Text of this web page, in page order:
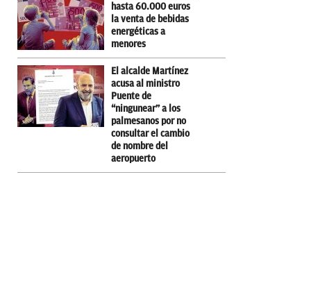
hasta 60.000 euros
la venta de bebidas
energéticas a
menores
El alcalde Martínez
acusa al ministro
Puente de
“ningunear” a los
palmesanos por no
consultar el cambio
de nombre del
aeropuerto